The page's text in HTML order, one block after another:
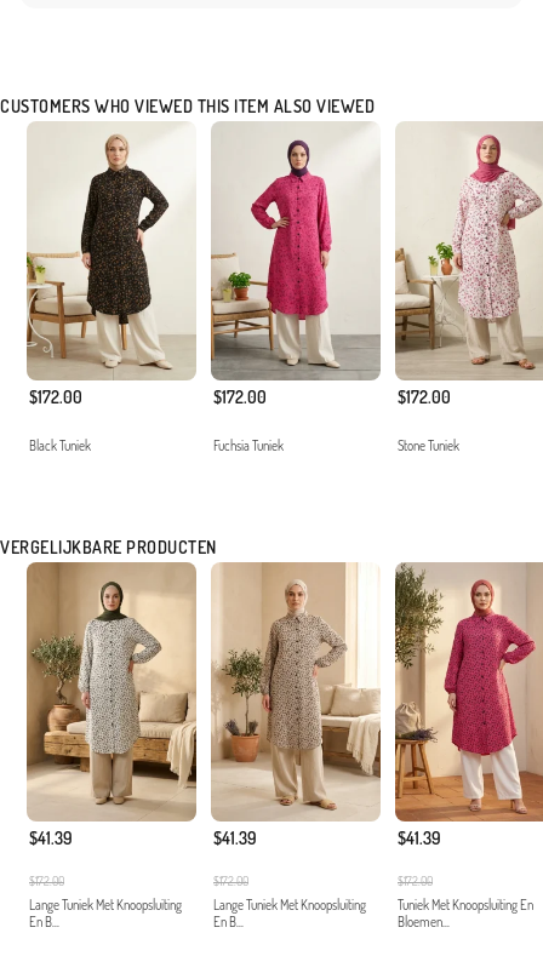
CUSTOMERS WHO VIEWED THIS ITEM ALSO VIEWED
$172.00
Black Tuniek
$172.00
Fuchsia Tuniek
$172.00
Stone Tuniek
VERGELIJKBARE PRODUCTEN
$41.39
$172.00
Lange Tuniek Met Knoopsluiting
En B...
$41.39
$172.00
Lange Tuniek Met Knoopsluiting
En B...
$41.39
$172.00
Tuniek Met Knoopsluiting En
Bloemen...